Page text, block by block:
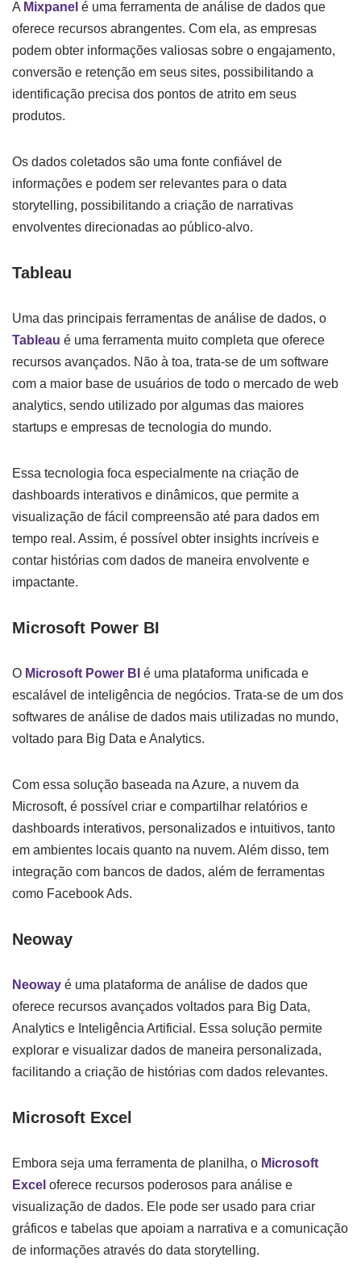
A Mixpanel é uma ferramenta de análise de dados que
oferece recursos abrangentes. Com ela, as empresas
podem obter informações valiosas sobre o engajamento,
conversão e retenção em seus sites, possibilitando a
identificação precisa dos pontos de atrito em seus
produtos.
Os dados coletados são uma fonte confiável de
informações e podem ser relevantes para o data
storytelling, possibilitando a criação de narrativas
envolventes direcionadas ao público-alvo.
Tableau
Uma das principais ferramentas de análise de dados, o
Tableau é uma ferramenta muito completa que oferece
recursos avançados. Não à toa, trata-se de um software
com a maior base de usuários de todo o mercado de web
analytics, sendo utilizado por algumas das maiores
startups e empresas de tecnologia do mundo.
Essa tecnologia foca especialmente na criação de
dashboards interativos e dinâmicos, que permite a
visualização de fácil compreensão até para dados em
tempo real. Assim, é possível obter insights incríveis e
contar histórias com dados de maneira envolvente e
impactante.
Microsoft Power BI
O Microsoft Power BI é uma plataforma unificada e
escalável de inteligência de negócios. Trata-se de um dos
softwares de análise de dados mais utilizadas no mundo,
voltado para Big Data e Analytics.
Com essa solução baseada na Azure, a nuvem da
Microsoft, é possível criar e compartilhar relatórios e
dashboards interativos, personalizados e intuitivos, tanto
em ambientes locais quanto na nuvem. Além disso, tem
integração com bancos de dados, além de ferramentas
como Facebook Ads.
Neoway
Neoway é uma plataforma de análise de dados que
oferece recursos avançados voltados para Big Data,
Analytics e Inteligência Artificial. Essa solução permite
explorar e visualizar dados de maneira personalizada,
facilitando a criação de histórias com dados relevantes.
Microsoft Excel
Embora seja uma ferramenta de planilha, o Microsoft
Excel oferece recursos poderosos para análise e
visualização de dados. Ele pode ser usado para criar
gráficos e tabelas que apoiam a narrativa e a comunicação
de informações através do data storytelling.